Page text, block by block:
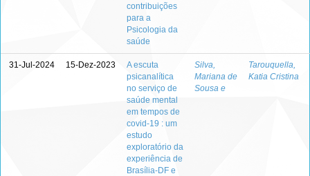
contribuições
para a
Psicologia da
saúde
31-Jul-2024 15-Dez-2023
A escuta
psicanalítica
no serviço de
saúde mental
em tempos de
covid-19 : um
estudo
exploratório da
experiência de
Brasília-DF e
Silva,
Mariana de
Sousa e
Tarouquella,
Katia Cristina